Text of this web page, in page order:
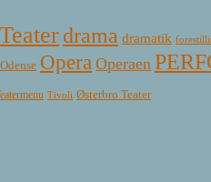
drama dramatik
Odense Opera Operaen
Tivoli Østerbro Teater